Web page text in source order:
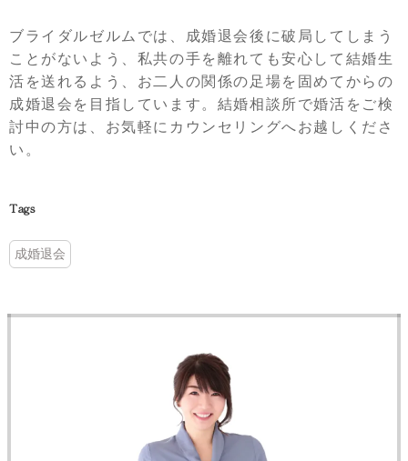
ブライダルゼルムでは、成婚退会後に破局してしまう
ことがないよう、私共の手を離れても安心して結婚生
活を送れるよう、お二人の関係の足場を固めてからの
成婚退会を目指しています。結婚相談所で婚活をご検
討中の方は、お気軽にカウンセリングへお越しくださ
い。
Tags
成婚退会